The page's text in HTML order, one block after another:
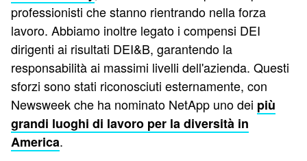
professionisti che stanno rientrando nella forza
lavoro. Abbiamo inoltre legato i compensi DEI
dirigenti ai risultati DEI&B, garantendo la
responsabilità ai massimi livelli dell'azienda. Questi
sforzi sono stati riconosciuti esternamente, con
Newsweek che ha nominato NetApp uno dei più
grandi luoghi di lavoro per la diversità in
America.